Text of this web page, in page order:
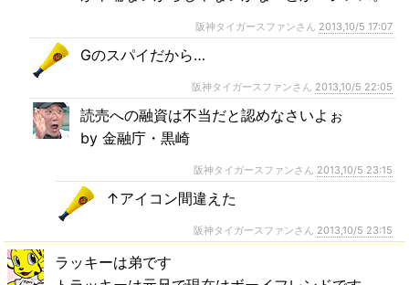
阪神タイガースファンさん 2013,10/5 17:07
Gのスパイだから…
阪神タイガースファンさん 2013,10/5 22:05
読売への融資は不当だと認めなさいよぉ
by 金融庁・黒崎
阪神タイガースファンさん 2013,10/5 23:15
↑アイコン間違えた
阪神タイガースファンさん 2013,10/5 23:15
ラッキーは弟です